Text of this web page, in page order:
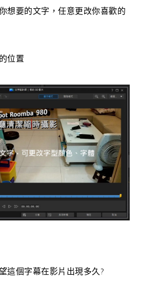
想要的文字，任意更改你喜歡的
位置
這個字幕在影片出現多久?